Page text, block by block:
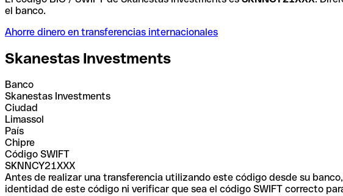
el banco.
Ahorre dinero en transferencias internacionales
Skanestas Investments
Banco
Skanestas Investments
Ciudad
Limassol
País
Chipre
Código SWIFT
SKNNCY21XXX
Antes de realizar una transferencia utilizando este código desde su
identidad de este código ni verificar que sea el código SWIFT correcto